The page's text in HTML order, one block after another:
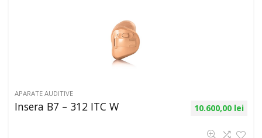
APARATE AUDITIVE
Insera B7 – 312 ITC W 10.600,00 lei